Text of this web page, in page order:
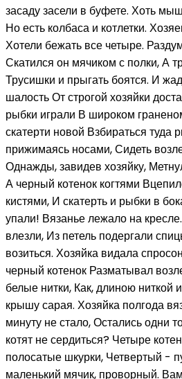
засаду засели в буфете. Хоть
Но есть колбаса и котлетки.
Хотели бежать все четыре.
Скатился он мячиком с полки, А
Трусишки и прыгать боятся. И
шалость От строгой хозяйки
рыбки играли В широком
скатерти новой Взбираться туда
прижимаясь носами, Сидеть
Однажды, завидев хозяйку,
А черный котенок когтями
кистями, И скатерть и рыбки в
упали! Вязанье лежало на
влезли, Из петель подергали
возиться. Хозяйка видала
черный котенок Разматывал
белые нитки, Как, длиною ниткой
крышу сарая. Хозяйка полгода
минуту не стало, Остались одни
котят не сердиться? Четыре
полосатые шкурки, Четвертый -
маленький мячик, проворный.